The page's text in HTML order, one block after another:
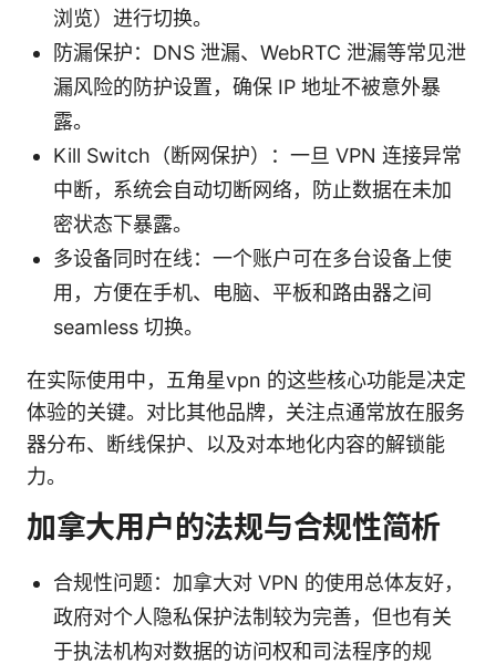
浏览）进行切换。
防漏保护：DNS 泄漏、WebRTC 泄漏等常见泄
漏风险的防护设置，确保 IP 地址不被意外暴
露。
Kill Switch（断网保护）：一旦 VPN 连接异常
中断，系统会自动切断网络，防止数据在未加
密状态下暴露。
多设备同时在线：一个账户可在多台设备上使
用，方便在手机、电脑、平板和路由器之间
seamless 切换。
在实际使用中，五角星vpn 的这些核心功能是决定
体验的关键。对比其他品牌，关注点通常放在服务
器分布、断线保护、以及对本地化内容的解锁能
力。
加拿大用户的法规与合规性简析
合规性问题：加拿大对 VPN 的使用总体友好，
政府对个人隐私保护法制较为完善，但也有关
于执法机构对数据的访问权和司法程序的规